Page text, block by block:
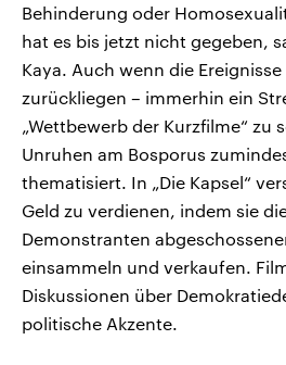
Behinderung oder
hat es bis jetzt nicht gegeben,
Kaya. Auch wenn die
zurückliegen – immerhin ein
„Wettbewerb der Kurzfilme“ zu
Unruhen am Bosporus
thematisiert. In „Die Kapsel“
Geld zu verdienen, indem sie
Demonstranten
einsammeln und verkaufen.
Diskussionen über
politische Akzente.